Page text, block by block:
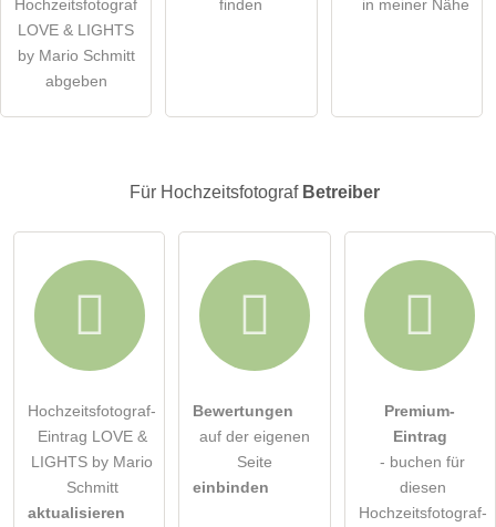
öffentliche Frage stellen
Hinweis:Bitte beachten Sie, öffentliche Fragen sind
Besucher sichtbar
.
Hochzeitsfotograf
LOVE & LIGHTS
by Mario Schmitt
abgeben
finden
in meiner Nähe
Für Hochzeitsfotograf Betreiber
Hochzeitsfotograf-
Eintrag LOVE &
LIGHTS by Mario
Schmitt
aktualisieren
Bewertungen
auf der eigenen
Seite
einbinden
Premium-
Eintrag
- buchen für
diesen
Hochzeitsfotograf-